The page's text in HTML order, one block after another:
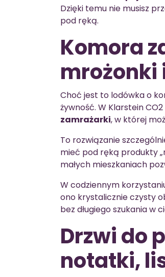
Dzięki temu nie musisz
pod ręką.
Komora
mrożonki
Choć jest to lodówka o
żywność. W Klarstein
zamrażarki, w której
To rozwiązanie
mieć pod ręką produkty
małych mieszkaniach
W codziennym
ono krystalicznie czysty
bez długiego szukania w
Drzwi do
notatki,